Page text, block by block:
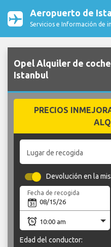
Aeropuerto de
Servicios e Información de
Opel Alquiler de
Istanbul
PRECIOS
Lugar de recogida
Devolución en la
Fecha de recogida
Edad del conductor: